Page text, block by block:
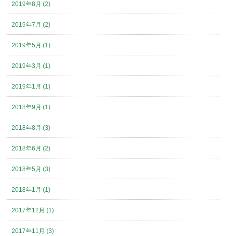
2019年8月 (2)
2019年7月 (2)
2019年5月 (1)
2019年3月 (1)
2019年1月 (1)
2018年9月 (1)
2018年8月 (3)
2018年6月 (2)
2018年5月 (3)
2018年1月 (1)
2017年12月 (1)
2017年11月 (3)